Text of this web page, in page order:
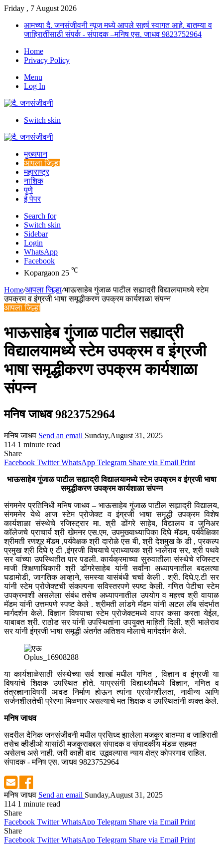
Friday , 7 August 2026
आमच्या दै. जनसंजीवनी न्यूज मध्ये आपले सहर्ष स्वागत आहे. बातम्या व
जाहिरातींसाठी संपर्क - संपादक –मनिष एस. जाधव 9823752964
Home
Privacy Policy
Menu
Log In
Switch skin
मुख्यपान
आपला जिल्हा
महाराष्ट्र
नाशिक
पुणे
ई पेपर
Search for
Switch skin
Sidebar
Login
WhatsApp
Facebook
Kopargaon 25 ℃
Home/आपला जिल्हा/भाऊसाहेब गुंजाळ पाटील सह्याद्री विद्यालयामध्ये स्टेम
उपक्रम व इंग्रजी भाषा समृद्धीकरण उपक्रम कार्यशाळा संपन्न
आपला जिल्हा
भाऊसाहेब गुंजाळ पाटील सह्याद्री
विद्यालयामध्ये स्टेम उपक्रम व इंग्रजी
भाषा समृद्धीकरण उपक्रम कार्यशाळा
संपन्न
मनिष जाधव 9823752964
मनिष जाधव Send an email Sunday,August 31, 2025
114 1 minute read
Share
Facebook Twitter WhatsApp Telegram Share via Email Print
भाऊसाहेब गुंजाळ पाटील सह्याद्री विद्यालयामध्ये स्टेम उपक्रम व इंग्रजी भाषा
समृद्धीकरण उपक्रम कार्यशाळा संपन्न
संगमनेर प्रतिनिधी मनिष जाधव – भाऊसाहेब गुंजाळ पाटील सह्याद्री विद्यालय,
संगमनेर येथे आज स्टेम प्रोजेक्ट व इंग्रजी भाषा समृद्धी उपक्रम विशेष
कार्यशाळा संस्थेचे रजिस्ट्रार मा. श्री डोंगरे साहेब, विद्यालय व जुनिअर
कॉलेजचे प्राचार्य श्री खेमनर एस.एम, उपमुख्याध्यापिका दिघे मॅडम, पर्यवेक्षिका
श्रीमती रणशूर मॅडम ,पर्यवेक्षक श्री दारोळे एस बी, श्री देशमुख के डी , प्रकल्प
प्रमुख श्री दिघे ए टी ,इंग्रजी विषयाचे प्राध्यापक श्री भालेराव सर, श्री पथवे
सर यांच्या उपस्थितीत पार पडली. कार्यक्रमाच्या सुरुवातीला संस्थेचे रजिस्टर
माजी शिक्षणाधिकारी श्री डोंगरेसाहेब यांनी सर्वांना अध्यापनातील बदलत्या
घडामोडी, जागतिक आव्हाने, समस्या यासंबंधी चर्चा केली . श्री. दिघे.ए.टी सर
यांनी स्टेम प्रोजेक्टची संकल्पना सविस्तरपणे स्पष्ट केली. गणित पेटीचा स्टेम
उपक्रमाशी असलेला संबंध तसेच अध्यापनातील उपयोग व महत्त्व श्री वायाळ
मॅडम यांनी उत्तमपणे स्पष्ट केले . श्रीमती लांडगे मॅडम यांनी अटल लॅब संदर्भात
मार्गदर्शन केले. विज्ञान विषयाचा स्टेम प्रोजेक्टमध्ये वापर कसा करता येईल,
याबाबत श्री. राठोड सर यांनी उपस्थितांना उपयुक्त माहिती दिली. श्री भालेराव
सर यांनी इंग्रजी भाषा समृद्धी अंतर्गत अतिशय मोलाचे मार्गदर्शन केले.
Oplus_16908288
या कार्यशाळेसाठी संस्थेच्या सर्व शाखां मधील गणित , विज्ञान व इंग्रजी या
विषयांचे शिक्षक उपस्थित होते. याप्रसंगी विद्यार्थ्यांमध्ये विज्ञान, गणित व
तंत्रज्ञानाविषयी आवड निर्माण होऊन त्यांना प्रयोगशीलता, नावीन्य आणि
सर्जनशीलतेची प्रेरणा मिळणार असल्याचे मत शिक्षक व उपस्थितांनी व्यक्त केले.
मनिष जाधव
सदरील दैनिक जनसंजीवनी मधील प्रसिध्द झालेला मजकुर बातम्या व जाहिराती
तसेच व्हीडीओ यासांठी मजकुराबद्दल संपादक व संपादकीय मंडळ सहमत
असेलच असे नाही. जरी काही वाद उद्भवल्यास न्याय क्षेत्र कोपरगाव राहिल.
संपादक - मनिष एस. जाधव 9823752964
मनिष जाधव Send an email Sunday,August 31, 2025
114 1 minute read
Share
Facebook Twitter WhatsApp Telegram Share via Email Print
Share
Facebook Twitter WhatsApp Telegram Share via Email Print